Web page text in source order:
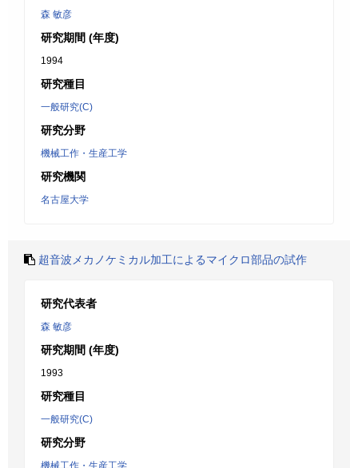
森 敏彦
研究期間 (年度)
1994
研究種目
一般研究(C)
研究分野
機械工作・生産工学
研究機関
名古屋大学
超音波メカノケミカル加工によるマイクロ部品の試作
研究代表者
森 敏彦
研究期間 (年度)
1993
研究種目
一般研究(C)
研究分野
機械工作・生産工学